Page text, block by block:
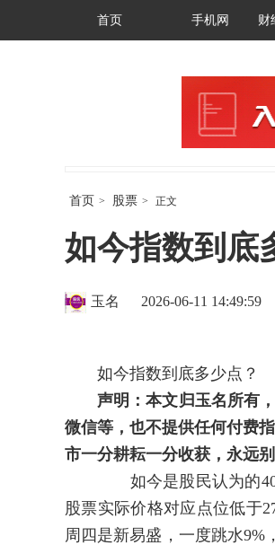
首页 手机网 财
首页 > 股票 > 正文
如今指数到底
玉名 2026-06-11 14:49:59
如今指数到底多少点？
声明：本文归玉名所有
微信等，也不提供任何付费
市一分耕耘一分收获，永远
如今是股民认为的4000
股票实际价格对应点位低于
周四是新易盛，一度跳水